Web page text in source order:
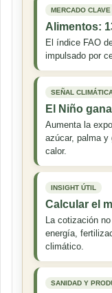
MERCADO CLAVE
Alimentos:
El índice FAO
impulsado por
SEÑAL
El Niño
Aumenta la
azúcar, palma y
calor.
INSIGHT ÚTIL
Calcular el
La cotización
energía,
climático.
SANIDAD Y